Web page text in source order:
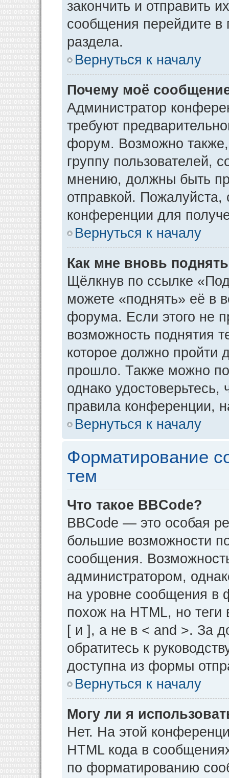
закончить и отправить
сообщения перейдите в
раздела.
Вернуться к началу
Почему моё
Администратор
требуют
форум. Возможно
группу пользователей,
мнению, должны быть
отправкой.
конференции для
Вернуться к началу
Как мне вновь
Щёлкнув по ссылке
можете «поднять» её в
форума. Если этого не
возможность поднятия
которое должно пройти
прошло. Также можно
однако
правила конференции,
Вернуться к началу
Форматирование
тем
Что такое BBCode?
BBCode — это особая
большие возможности
сообщения.
администратором,
на уровне сообщения в
похож на HTML, но теги
[ и ], а не в < and >. За
обратитесь к
доступна из формы
Вернуться к началу
Могу ли я
Нет. На этой
HTML кода в
по форматированию